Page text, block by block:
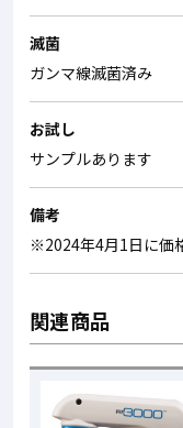
滅菌
ガンマ線滅菌済み
お試し
サンプルあります
備考
※2024年4月1日に価
関連商品